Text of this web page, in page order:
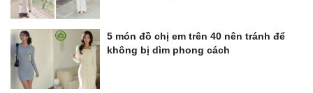
5 món đồ chị em trên 40 nên tránh để
không bị dìm phong cách